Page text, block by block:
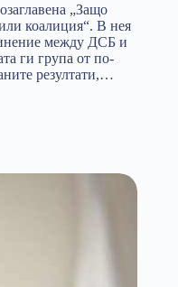
„Защо
коалиция“. В нея
между ДСБ и
ги група от по-
резултати,…